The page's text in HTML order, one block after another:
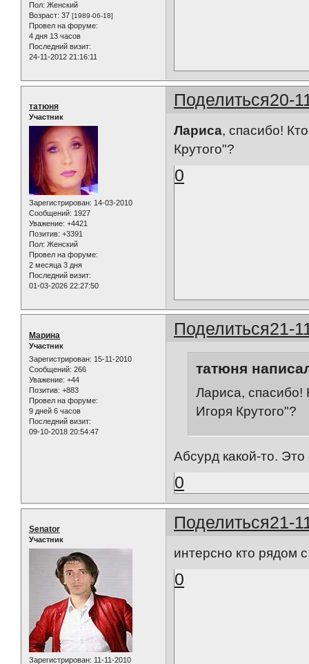
Пол: Женский
Возраст: 37 [1989-06-18]
Провел на форуме:
4 дня 13 часов
Последний визит:
24-11-2012 21:16:11
Поделиться20-
татюня
Участник
Зарегистрирован: 14-03-2010
Сообщений: 1927
Уважение: +4421
Позитив: +3391
Пол: Женский
Провел на форуме:
2 месяца 3 дня
Последний визит:
01-03-2026 22:27:50
Лариса, спасибо!
Крутого"?
0
Поделиться21-
Марина
Участник
Зарегистрирован: 15-11-2010
Сообщений: 266
Уважение: +44
Позитив: +883
Провел на форуме:
9 дней 6 часов
Последний визит:
09-10-2018 20:54:47
татюня
Лариса, спасибо!
Игоря Крутого"?
Абсурд какой-то. Это
0
Поделиться21-
Senator
Участник
Зарегистрирован: 11-11-2010
интерсно кто рядом
0